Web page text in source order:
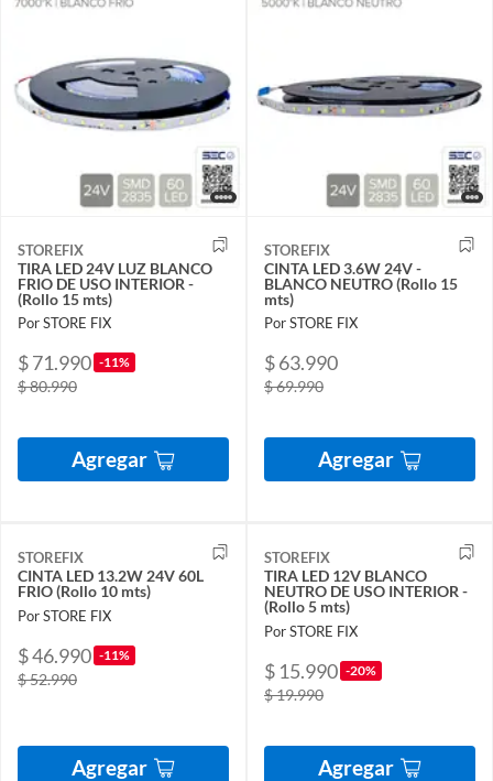
STOREFIX
TIRA LED 24V LUZ BLANCO
FRIO DE USO INTERIOR -
(Rollo 15 mts)
Por STORE FIX
$ 71.990 -11%
$ 80.990
Agregar
STOREFIX
CINTA LED 3.6W 24V -
BLANCO NEUTRO (Rollo 15
mts)
Por STORE FIX
$ 63.990
$ 69.990
Agregar
STOREFIX
CINTA LED 13.2W 24V 60L
FRIO (Rollo 10 mts)
Por STORE FIX
$ 46.990 -11%
$ 52.990
Agregar
STOREFIX
TIRA LED 12V BLANCO
NEUTRO DE USO INTERIOR -
(Rollo 5 mts)
Por STORE FIX
$ 15.990 -20%
$ 19.990
Agregar